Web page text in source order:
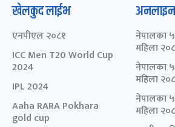
खेलकुद लाईभ
एनपीएल २०८१
ICC Men T20 World Cup
2024
IPL 2024
Aaha RARA Pokhara
gold cup
नेपालका
महिला
नेपालका
महिला
नेपालका
महिला